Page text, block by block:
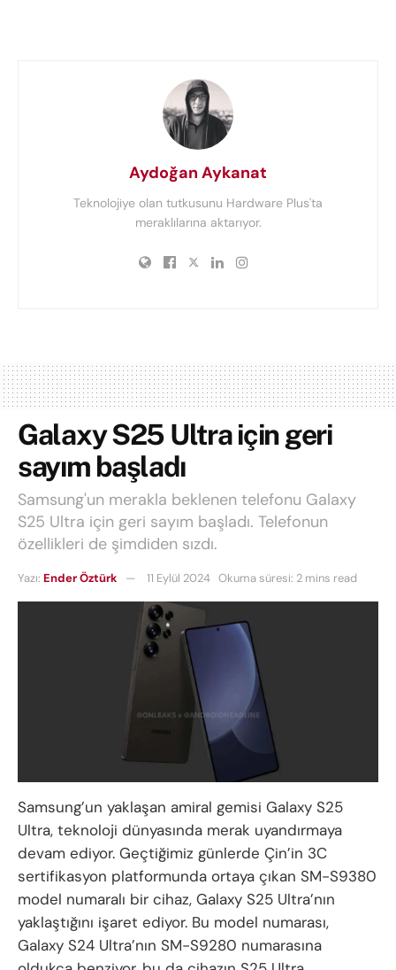
Aydoğan Aykanat
Teknolojiye olan tutkusunu Hardware Plus'ta
meraklılarına aktarıyor.
Galaxy S25 Ultra için geri
sayım başladı
Samsung'un merakla beklenen telefonu Galaxy
S25 Ultra için geri sayım başladı. Telefonun
özellikleri de şimdiden sızdı.
Yazı: Ender Öztürk 11 Eylül 2024 Okuma süresi: 2 mins read
Samsung’un yaklaşan amiral gemisi Galaxy S25
Ultra, teknoloji dünyasında merak uyandırmaya
devam ediyor. Geçtiğimiz günlerde Çin’in 3C
sertifikasyon platformunda ortaya çıkan SM-S9380
model numaralı bir cihaz, Galaxy S25 Ultra’nın
yaklaştığını işaret ediyor. Bu model numarası,
Galaxy S24 Ultra’nın SM-S9280 numarasına